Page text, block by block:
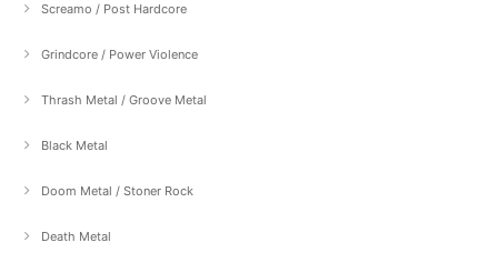
Screamo / Post Hardcore
Grindcore / Power Violence
Thrash Metal / Groove Metal
Black Metal
Doom Metal / Stoner Rock
Death Metal